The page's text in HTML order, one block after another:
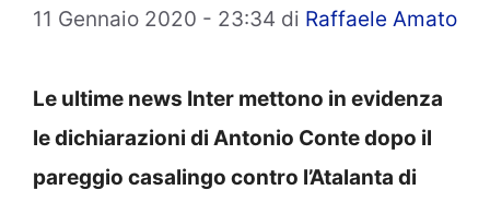
11 Gennaio 2020 - 23:34 di Raffaele Amato
Le ultime news Inter mettono in evidenza
le dichiarazioni di Antonio Conte dopo il
pareggio casalingo contro l’Atalanta di